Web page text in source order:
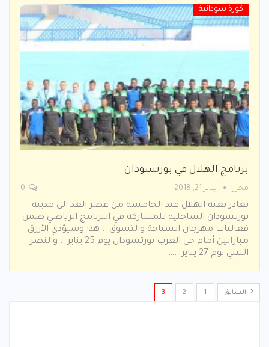
كورة سودانية
برنامج الهلال في بورتسودان
محرر يناير 21, 2018
تغادر بعثة الهلال عند الخامسة من عصر الغد الي مدينة
بورتسودان الساحلية للمشاركة في البرنامج الرياضي ضمن
فعاليات مهرجان السياحة والتسوق .. هذا وسيؤدي الأزرق
مباراتين أمام حي العرب بورتسودان يوم 25 يناير .. والنصر
الليبي يوم 27 يناير ..…
السابق 1
2
3